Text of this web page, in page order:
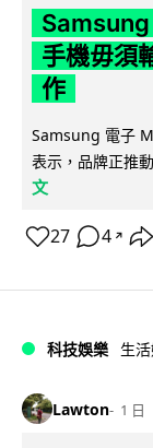
手機毋須
作
Samsung 電子
表示，品牌正推
文
27 4 ↗
科技娛樂 生
Lawton 1 日